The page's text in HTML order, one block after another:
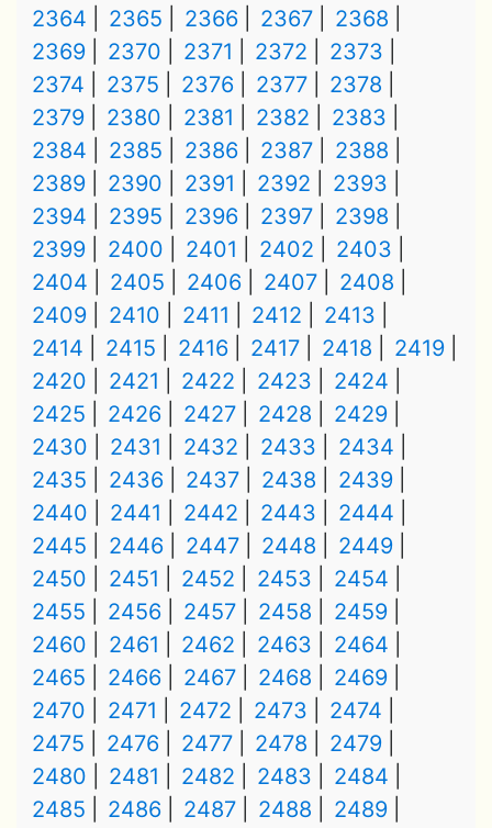
2364
2365 2366 2367
2368
2369
2370 2371 2372
2373
2374
2375 2376 2377
2378
2379
2380 2381 2382
2383
2384
2385 2386 2387
2388
2389
2390 2391 2392
2393
2394
2395 2396 2397
2398
2399
2400 2401 2402
2403
2404
2405 2406 2407
2408
2409
2410 2411 2412
2413
2414
2415 2416 2417 2418
2419
2420
2421 2422 2423
2424
2425
2426 2427 2428
2429
2430
2431 2432 2433
2434
2435
2436 2437 2438
2439
2440
2441 2442 2443
2444
2445
2446 2447 2448
2449
2450
2451 2452 2453
2454
2455
2456 2457 2458
2459
2460
2461 2462 2463
2464
2465
2466 2467 2468
2469
2470
2471 2472 2473
2474
2475
2476 2477 2478
2479
2480
2481 2482 2483
2484
2485
2486 2487 2488
2489